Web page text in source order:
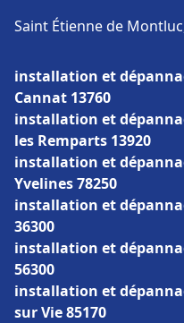
Saint Étienne de
installation et
Cannat 13760
installation et
les Remparts 13920
installation et
Yvelines 78250
installation et
36300
installation et
56300
installation et
sur Vie 85170